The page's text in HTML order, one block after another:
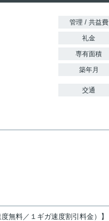
管理 / 共益費
礼金
専有面積
築年月
交通
無料／１ギガ速度割引料金）】